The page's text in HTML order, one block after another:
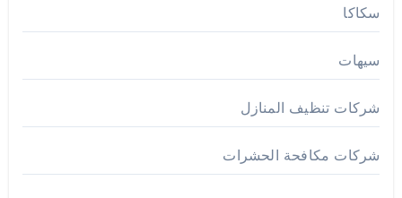
سكاكا
سيهات
شركات تنظيف المنازل
شركات مكافحة الحشرات